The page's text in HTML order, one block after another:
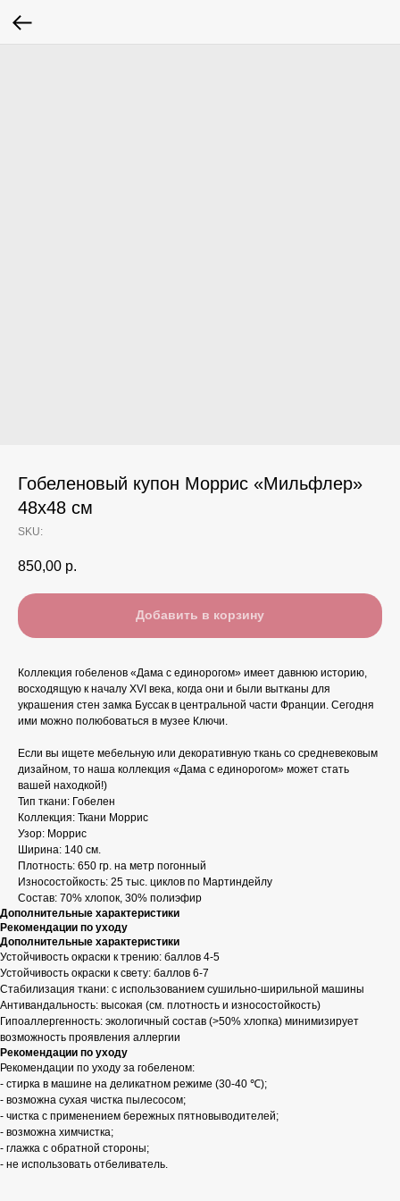
Гобеленовый купон Моррис «Мильфлер»
48x48 см
SKU:
850,00 р.
Добавить в корзину
Коллекция гобеленов «Дама с единорогом» имеет давнюю историю,
восходящую к началу XVI века, когда они и были вытканы для
украшения стен замка Буссак в центральной части Франции. Сегодня
ими можно полюбоваться в музее Ключи.
Если вы ищете мебельную или декоративную ткань со средневековым
дизайном, то наша коллекция «Дама с единорогом» может стать
вашей находкой!)
Тип ткани: Гобелен
Коллекция: Ткани Моррис
Узор: Моррис
Ширина: 140 см.
Плотность: 650 гр. на метр погонный
Износостойкость: 25 тыс. циклов по Мартиндейлу
Состав: 70% хлопок, 30% полиэфир
Дополнительные характеристики
Рекомендации по уходу
Дополнительные характеристики
Устойчивость окраски к трению: баллов 4-5
Устойчивость окраски к свету: баллов 6-7
Стабилизация ткани: с использованием сушильно-ширильной машины
Антивандальность: высокая (см. плотность и износостойкость)
Гипоаллергенность: экологичный состав (>50% хлопка) минимизирует
возможность проявления аллергии
Рекомендации по уходу
Рекомендации по уходу за гобеленом:
- стирка в машине на деликатном режиме (30-40 ℃);
- возможна сухая чистка пылесосом;
- чистка с применением бережных пятновыводителей;
- возможна химчистка;
- глажка с обратной стороны;
- не использовать отбеливатель.